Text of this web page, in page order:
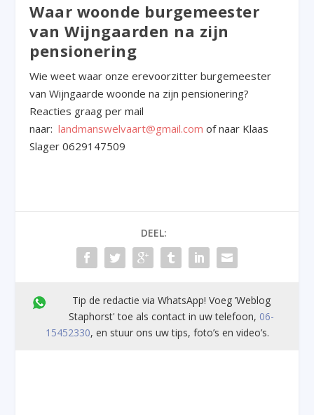
Waar woonde burgemeester
van Wijngaarden na zijn
pensionering
Wie weet waar onze erevoorzitter burgemeester
van Wijngaarde woonde na zijn pensionering?
Reacties graag per mail
naar:landmanswelvaart@gmail.com of naar Klaas
Slager 0629147509
DEEL:
Tip de redactie via WhatsApp! Voeg ’Weblog
Staphorst' toe als contact in uw telefoon, 06-
15452330, en stuur ons uw tips, foto’s en video’s.